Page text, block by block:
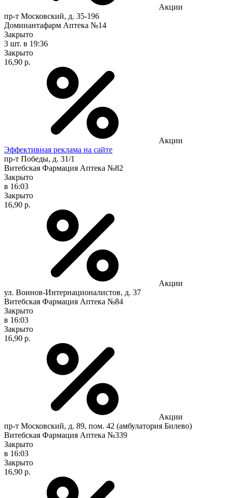
Акции
пр-т Московский, д. 35-196
Доминантафарм Аптека №14
Закрыто
3 шт. в 19:36
Закрыто
16,90 р.
Акции
Эффективная реклама на сайте
пр-т Победы, д. 31/1
Витебская Фармация Аптека №82
Закрыто
в 16:03
Закрыто
16,90 р.
Акции
ул. Воинов-Интернационалистов, д. 37
Витебская Фармация Аптека №84
Закрыто
в 16:03
Закрыто
16,90 р.
Акции
пр-т Московский, д. 89, пом. 42 (амбулатория Билево)
Витебская Фармация Аптека №339
Закрыто
в 16:03
Закрыто
16,90 р.